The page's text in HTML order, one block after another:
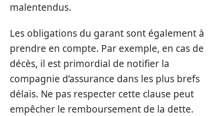
malentendus.
Les obligations du garant sont également à
prendre en compte. Par exemple, en cas de
décès, il est primordial de notifier la
compagnie d’assurance dans les plus brefs
délais. Ne pas respecter cette clause peut
empêcher le remboursement de la dette.